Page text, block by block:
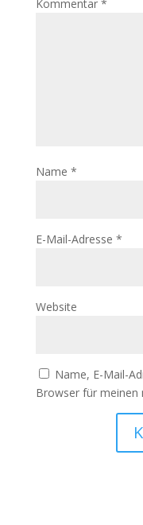
Kommentar *
Name *
E-Mail-Adresse *
Website
Name, E-Mail-
Browser für meinen